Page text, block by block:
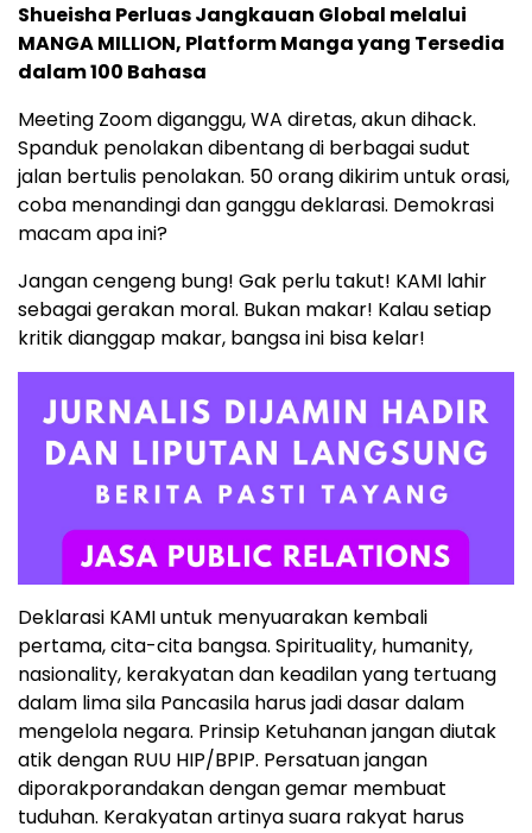
Shueisha Perluas Jangkauan Global melalui
MANGA MILLION, Platform Manga yang Tersedia
dalam 100 Bahasa
Meeting Zoom diganggu, WA diretas, akun dihack.
Spanduk penolakan dibentang di berbagai sudut
jalan bertulis penolakan. 50 orang dikirim untuk orasi,
coba menandingi dan ganggu deklarasi. Demokrasi
macam apa ini?
Jangan cengeng bung! Gak perlu takut! KAMI lahir
sebagai gerakan moral. Bukan makar! Kalau setiap
kritik dianggap makar, bangsa ini bisa kelar!
Deklarasi KAMI untuk menyuarakan kembali
pertama, cita-cita bangsa. Spirituality, humanity,
nasionality, kerakyatan dan keadilan yang tertuang
dalam lima sila Pancasila harus jadi dasar dalam
mengelola negara. Prinsip Ketuhanan jangan diutak
atik dengan RUU HIP/BPIP. Persatuan jangan
diporakporandakan dengan gemar membuat
tuduhan. Kerakyatan artinya suara rakyat harus